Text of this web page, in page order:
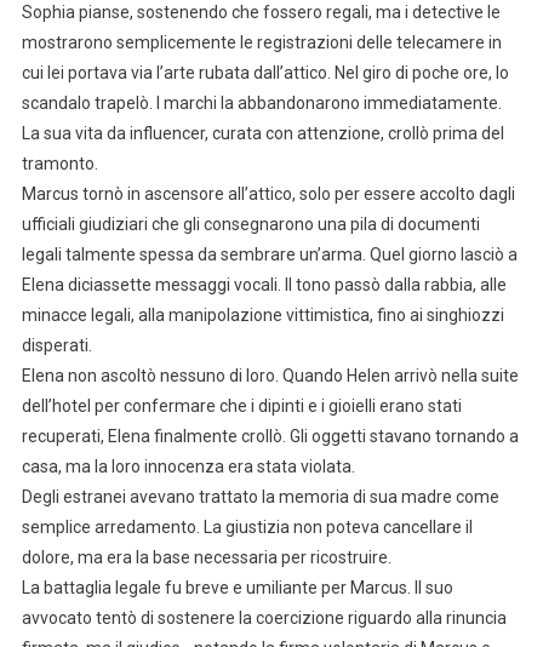
Sophia pianse, sostenendo che fossero regali, ma i detective le
mostrarono semplicemente le registrazioni delle telecamere in
cui lei portava via l’arte rubata dall’attico. Nel giro di poche ore, lo
scandalo trapelò. I marchi la abbandonarono immediatamente.
La sua vita da influencer, curata con attenzione, crollò prima del
tramonto.
Marcus tornò in ascensore all’attico, solo per essere accolto dagli
ufficiali giudiziari che gli consegnarono una pila di documenti
legali talmente spessa da sembrare un’arma. Quel giorno lasciò a
Elena diciassette messaggi vocali. Il tono passò dalla rabbia, alle
minacce legali, alla manipolazione vittimistica, fino ai singhiozzi
disperati.
Elena non ascoltò nessuno di loro. Quando Helen arrivò nella suite
dell’hotel per confermare che i dipinti e i gioielli erano stati
recuperati, Elena finalmente crollò. Gli oggetti stavano tornando a
casa, ma la loro innocenza era stata violata.
Degli estranei avevano trattato la memoria di sua madre come
semplice arredamento. La giustizia non poteva cancellare il
dolore, ma era la base necessaria per ricostruire.
La battaglia legale fu breve e umiliante per Marcus. Il suo
avvocato tentò di sostenere la coercizione riguardo alla rinuncia